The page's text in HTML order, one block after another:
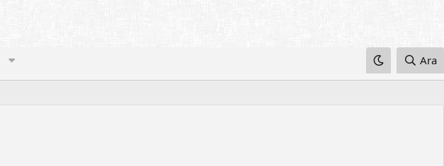
Ara